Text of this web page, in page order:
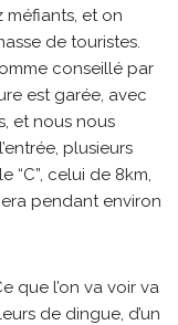
méfiants, et on
de touristes.
conseillé par
est garée, avec
et nous nous
plusieurs
“C”, celui de 8km,
pendant environ
que l’on va voir va
de dingue, d’un